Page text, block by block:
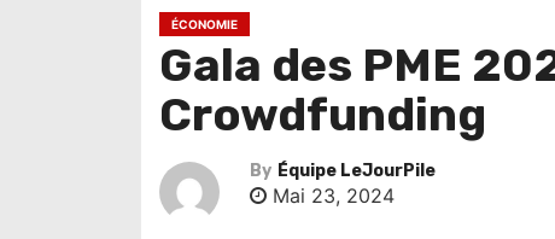
ÉCONOMIE
Gala des PME
Crowdfunding
By Équipe LeJourPile
Mai 23, 2024